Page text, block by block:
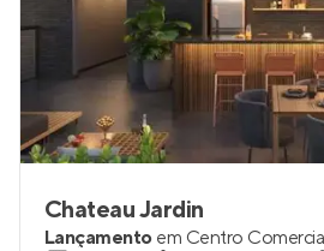
Chateau Jardin
Lançamento em Centro